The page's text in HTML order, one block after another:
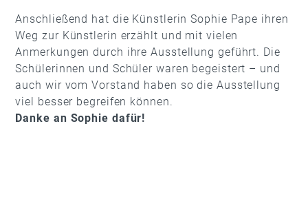
Anschließend hat die Künstlerin Sophie Pape ihren
Weg zur Künstlerin erzählt und mit vielen
Anmerkungen durch ihre Ausstellung geführt. Die
Schülerinnen und Schüler waren begeistert – und
auch wir vom Vorstand haben so die Ausstellung
viel besser begreifen können.
Danke an Sophie dafür!